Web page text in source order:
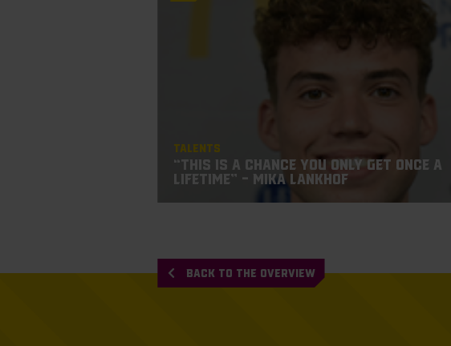
Talents
“This is a chance you only get once a
lifetime” – Mika Lankhof
BACK TO THE OVERVIEW